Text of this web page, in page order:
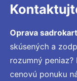
Oprava
skúsených a
rozumný
cenovú ponuku